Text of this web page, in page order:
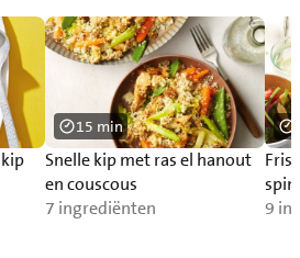
Snelle kip met ras el hanout
en couscous
7 ingrediënten
15 min
9